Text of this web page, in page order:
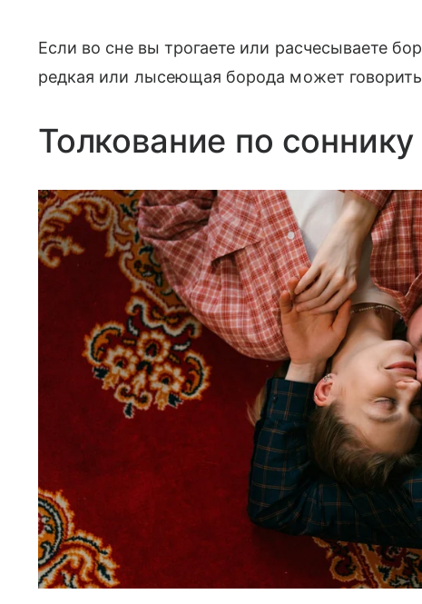
Если во сне вы трогаете или расчесываете
редкая или лысеющая борода может
Толкование по